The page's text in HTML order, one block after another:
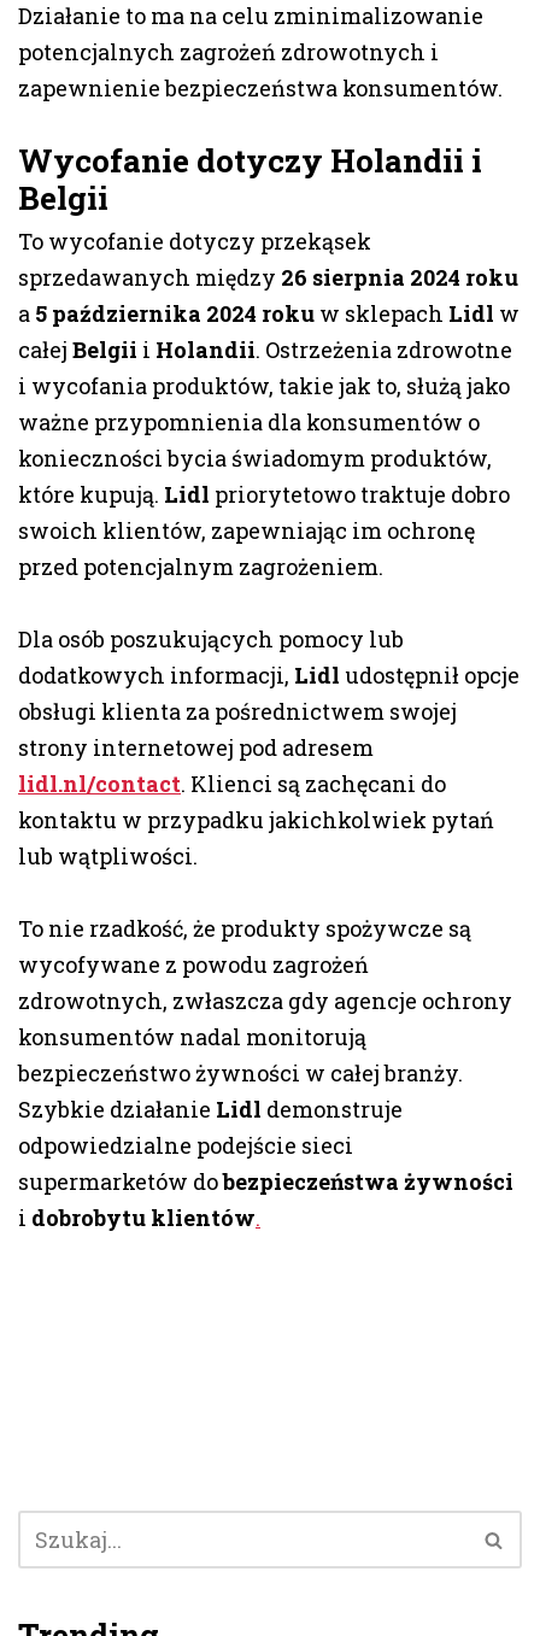
Działanie to ma na celu zminimalizowanie
potencjalnych zagrożeń zdrowotnych i
zapewnienie bezpieczeństwa konsumentów.
Wycofanie dotyczy Holandii i
Belgii
To wycofanie dotyczy przekąsek
sprzedawanych między 26 sierpnia 2024 roku
a 5 października 2024 roku w sklepach Lidl w
całej Belgii i Holandii. Ostrzeżenia zdrowotne
i wycofania produktów, takie jak to, służą jako
ważne przypomnienia dla konsumentów o
konieczności bycia świadomym produktów,
które kupują. Lidl priorytetowo traktuje dobro
swoich klientów, zapewniając im ochronę
przed potencjalnym zagrożeniem.
Dla osób poszukujących pomocy lub
dodatkowych informacji, Lidl udostępnił opcje
obsługi klienta za pośrednictwem swojej
strony internetowej pod adresem
lidl.nl/contact. Klienci są zachęcani do
kontaktu w przypadku jakichkolwiek pytań
lub wątpliwości.
To nie rzadkość, że produkty spożywcze są
wycofywane z powodu zagrożeń
zdrowotnych, zwłaszcza gdy agencje ochrony
konsumentów nadal monitorują
bezpieczeństwo żywności w całej branży.
Szybkie działanie Lidl demonstruje
odpowiedzialne podejście sieci
supermarketów dobezpieczeństwa żywności
i dobrobytu klientów.